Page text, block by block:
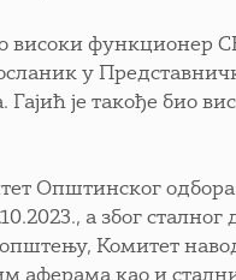
високи функционер
у
Гајић је такође био
Општинског
а због
Комитет